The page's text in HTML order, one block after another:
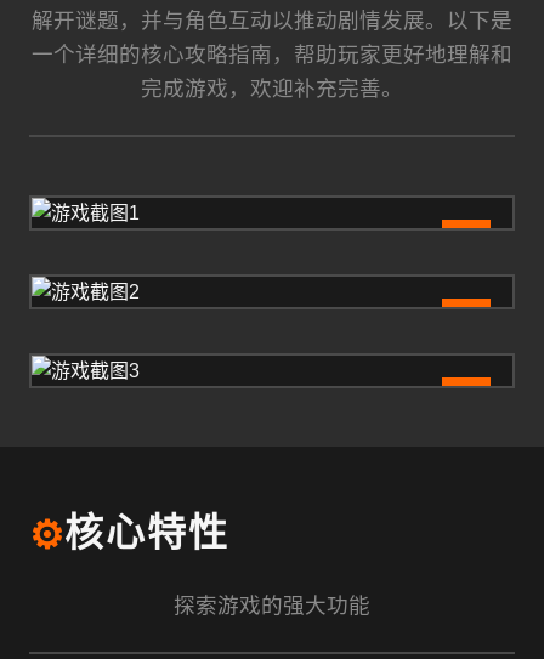
解开谜题，并与角色互动以推动剧情发展。以下是
一个详细的核心攻略指南，帮助玩家更好地理解和
完成游戏，欢迎补充完善。
⚙️核心特性
探索游戏的强大功能